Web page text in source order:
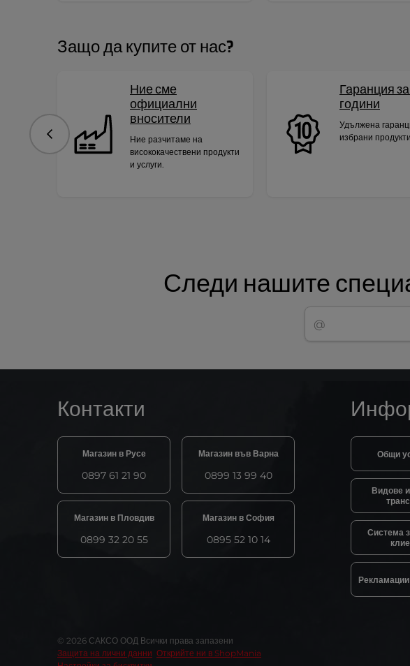
Защо да купите от нас?
Ние сме
официални
вносители
Ние разчитаме на
висококачествени продукти
и услуги.
Гаранция
години
Удължена
избрани продукти.
Предишна
Следи нашите
Контакти
Магазин в Русе
0897 61 21 90
Магазин във Варна
0899 13 99 40
Магазин в Пловдив
0899 32 20 55
Магазин в София
0895 52 10 14
Общи
Видове
Система
Рекламации
© 2026 САКСО ООД Всички права запазени
Защита на лични данни Открийте ни в ShopMania